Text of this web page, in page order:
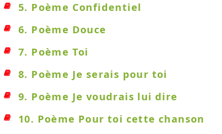
5. Poème Confidentiel
6. Poème Douce
7. Poème Toi
8. Poème Je serais pour toi
9. Poème Je voudrais lui dire
10. Poème Pour toi cette chanson